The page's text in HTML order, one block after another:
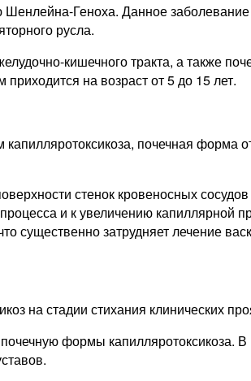
Шенлейна-Геноха. Данное
русла.
кишечного тракта, а также
на возраст от 5 до 15 лет.
почечная форма
стенок кровеносных
и к увеличению капиллярной
существенно затрудняет лечение
на стадии стихания клинических
формы капилляротоксикоза. В